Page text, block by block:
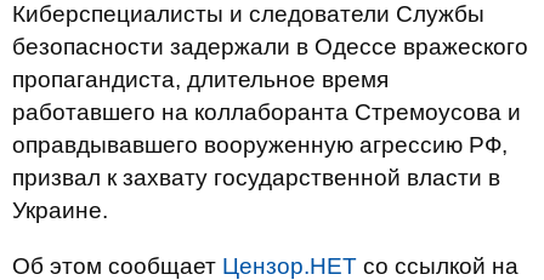
Киберспециалисты и следователи Службы
безопасности задержали в Одессе вражеского
пропагандиста, длительное время
работавшего на коллаборанта Стремоусова и
оправдывавшего вооруженную агрессию РФ,
призвал к захвату государственной власти в
Украине.
Об этом сообщает Цензор.НЕТ со ссылкой на